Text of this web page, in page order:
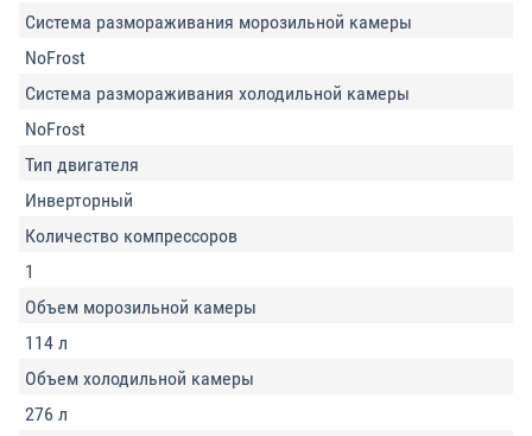
Система размораживания морозильной камеры
NoFrost
Система размораживания холодильной камеры
NoFrost
Тип двигателя
Инверторный
Количество компрессоров
1
Объем морозильной камеры
114 л
Объем холодильной камеры
276 л